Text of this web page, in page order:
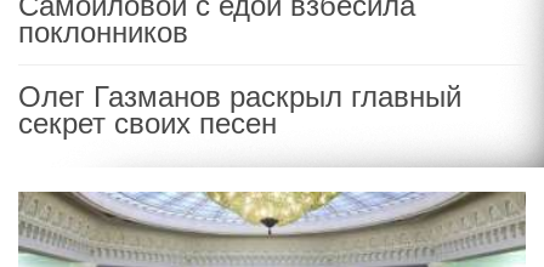
поклонников
Олег Газманов раскрыл главный
секрет своих песен